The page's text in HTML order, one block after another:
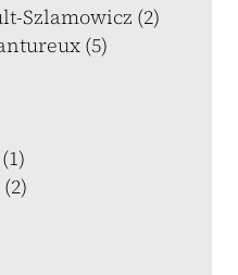
Szlamowicz (2)
(5)